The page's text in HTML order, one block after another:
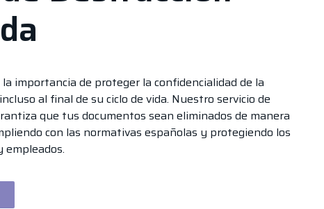
importancia de proteger la confidencialidad de la
al final de su ciclo de vida. Nuestro servicio de
que tus documentos sean eliminados de manera
con las normativas españolas y protegiendo los
empleados.